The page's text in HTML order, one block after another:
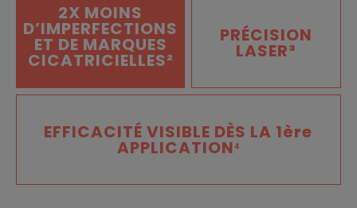
2X MOINS
D’IMPERFECTIONS
ET DE MARQUES
CICATRICIELLES²
PRÉCISION
LASER³
EFFICACITÉ VISIBLE DÈS LA 1ère
APPLICATION⁴